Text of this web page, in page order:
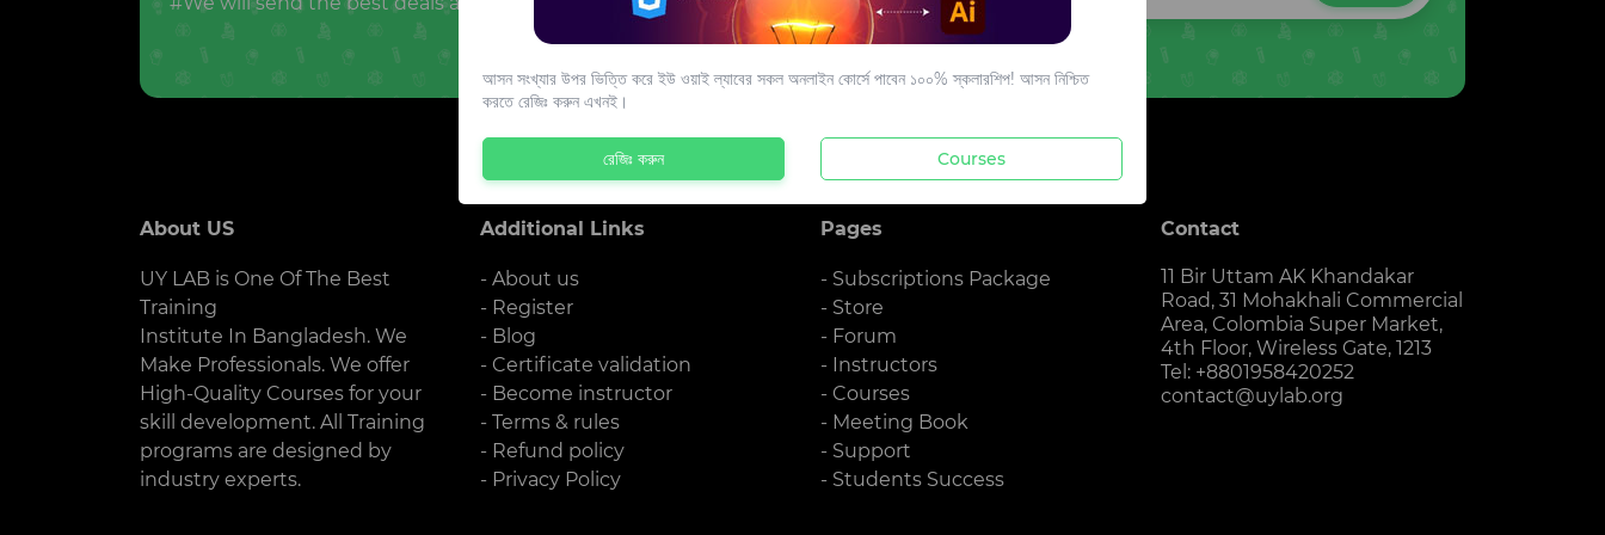
About US
UY LAB is One Of The Best
Training
Institute In Bangladesh. We
Make Professionals. We offer
High-Quality Courses for your
skill development. All Training
programs are designed by
industry experts.
Additional Links
- About us
- Register
- Blog
- Certificate validation
- Become instructor
- Terms & rules
- Refund policy
- Privacy Policy
Pages
- Subscriptions Package
- Store
- Forum
- Instructors
- Courses
- Meeting Book
- Support
- Students Success
Contact
11 Bir Uttam AK Khandakar
Road, 31 Mohakhali Commercial
Area, Colombia Super Market,
4th Floor, Wireless Gate, 1213
Tel: +8801958420252
contact@uylab.org
আসন সংখ্যার উপর ভিত্তি করে ইউ ওয়াই ল্যাবের সকল অনলাইন কোর্সে পাবেন ১০০% স্কলারশিপ! আসন নিশ্চিত
করতে রেজিঃ করুন এখনই।
রেজিঃ করুন Courses